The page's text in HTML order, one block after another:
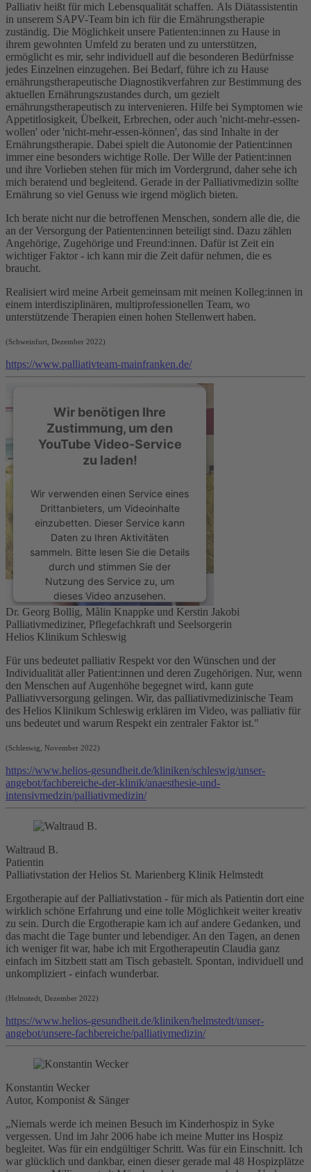
Palliativ heißt für mich Lebensqualität schaffen. Als Diätassistentin
in unserem SAPV-Team bin ich für die Ernährungstherapie
zuständig. Die Möglichkeit unsere Patienten:innen zu Hause in
ihrem gewohnten Umfeld zu beraten und zu unterstützen,
ermöglicht es mir, sehr individuell auf die besonderen Bedürfnisse
jedes Einzelnen einzugehen. Bei Bedarf, führe ich zu Hause
ernährungstherapeutische Diagnostikverfahren zur Bestimmung des
aktuellen Ernährungszustandes durch, um gezielt
ernährungstherapeutisch zu intervenieren. Hilfe bei Symptomen wie
Appetitlosigkeit, Übelkeit, Erbrechen, oder auch 'nicht-mehr-essen-
wollen' oder 'nicht-mehr-essen-können', das sind Inhalte in der
Ernährungstherapie. Dabei spielt die Autonomie der Patient:innen
immer eine besonders wichtige Rolle. Der Wille der Patient:innen
und ihre Vorlieben stehen für mich im Vordergrund, daher sehe ich
mich beratend und begleitend. Gerade in der Palliativmedizin sollte
Ernährung so viel Genuss wie irgend möglich bieten.
Ich berate nicht nur die betroffenen Menschen, sondern alle die, die
an der Versorgung der Patienten:innen beteiligt sind. Dazu zählen
Angehörige, Zugehörige und Freund:innen. Dafür ist Zeit ein
wichtiger Faktor - ich kann mir die Zeit dafür nehmen, die es
braucht.
Realisiert wird meine Arbeit gemeinsam mit meinen Kolleg:innen in
einem interdisziplinären, multiprofessionellen Team, wo
unterstützende Therapien einen hohen Stellenwert haben.
(Schweinfurt, Dezember 2022)
https://www.palliativteam-mainfranken.de/
Wir benötigen Ihre
Zustimmung, um den
YouTube Video-Service
zu laden!
Wir verwenden einen Service eines
Drittanbieters, um Videoinhalte
einzubetten. Dieser Service kann
Daten zu Ihren Aktivitäten
sammeln. Bitte lesen Sie die Details
durch und stimmen Sie der
Nutzung des Service zu, um
dieses Video anzusehen.
Mehr Informationen
Akzeptieren
powered byUsercentrics Consent
Management Platform& eRecht24
Dr. Georg Bollig, Målin Knappke und Kerstin Jakobi
Palliativmediziner, Pflegefachkraft und Seelsorgerin
Helios Klinikum Schleswig
Für uns bedeutet palliativ Respekt vor den Wünschen und der
Individualität aller Patient:innen und deren Zugehörigen. Nur, wenn
den Menschen auf Augenhöhe begegnet wird, kann gute
Palliativversorgung gelingen. Wir, das palliativmedizinische Team
des Helios Klinikum Schleswig erklären im Video, was palliativ für
uns bedeutet und warum Respekt ein zentraler Faktor ist."
(Schleswig, November 2022)
https://www.helios-gesundheit.de/kliniken/schleswig/unser-
angebot/fachbereiche-der-klinik/anaesthesie-und-
intensivmedzin/palliativmedizin/
Waltraud B.
Patientin
Palliativstation der Helios St. Marienberg Klinik Helmstedt
Ergotherapie auf der Palliativstation - für mich als Patientin dort eine
wirklich schöne Erfahrung und eine tolle Möglichkeit weiter kreativ
zu sein. Durch die Ergotherapie kam ich auf andere Gedanken, und
das macht die Tage bunter und lebendiger. An den Tagen, an denen
ich weniger fit war, habe ich mit Ergotherapeutin Claudia ganz
einfach im Sitzbett statt am Tisch gebastelt. Spontan, individuell und
unkompliziert - einfach wunderbar.
(Helmstedt, Dezember 2022)
https://www.helios-gesundheit.de/kliniken/helmstedt/unser-
angebot/unsere-fachbereiche/palliativmedizin/
Konstantin Wecker
Autor, Komponist & Sänger
„Niemals werde ich meinen Besuch im Kinderhospiz in Syke
vergessen. Und im Jahr 2006 habe ich meine Mutter ins Hospiz
begleitet. Was für ein endgültiger Schritt. Was für ein Einschnitt. Ich
war glücklich und dankbar, einen dieser gerade mal 48 Hospizplätze